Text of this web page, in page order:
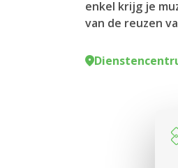
enkel krijg je
van de reuzen